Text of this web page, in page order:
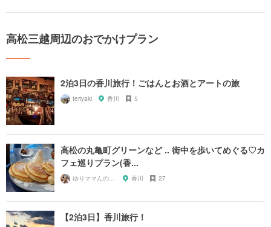
高松三越周辺のおでかけプラン
2泊3日の香川旅行！ごはんとお酒とアートの旅
teriyaki 香川 5
高松の丸亀町グリーンなど .. 街中を歩いてめぐる♡カ
フェ巡りプラン(香...
香川 27
【2泊3日】香川旅行！